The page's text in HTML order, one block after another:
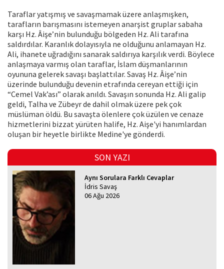
Taraflar yatışmış ve savaşmamak üzere anlaşmışken,
tarafların barışmasını istemeyen anarşist gruplar sabaha
karşı Hz. Âişe’nin bulunduğu bölgeden Hz. Ali tarafına
saldırdılar. Karanlık dolayısıyla ne olduğunu anlamayan Hz.
Ali, ihanete uğradığını sanarak saldırıya karşılık verdi. Böylece
anlaşmaya varmış olan taraflar, İslam düşmanlarının
oyununa gelerek savaşı başlattılar. Savaş Hz. Âişe’nin
üzerinde bulunduğu devenin etrafında cereyan ettiği için
“Cemel Vak’ası” olarak anıldı. Savaşın sonunda Hz. Ali galip
geldi, Talha ve Zübeyr de dahil olmak üzere pek çok
müslüman öldü. Bu savaşta ölenlere çok üzülen ve cenaze
hizmetlerini bizzat yürüten halife, Hz. Aişe'yi hanımlardan
oluşan bir heyetle birlikte Medine'ye gönderdi.
SON YAZI
Aynı Sorulara Farklı Cevaplar
İdris Savaş
06 Ağu 2026